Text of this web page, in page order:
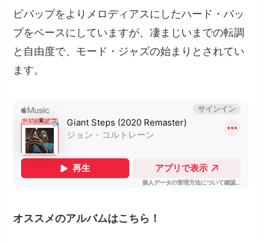
ビバップをよりメロディアスにしたハード・バッ
プをベースにしていますが、凄まじいまでの転調
と自由度で、モード・ジャズの始まりとされてい
ます。
オススメのアルバムはこちら！